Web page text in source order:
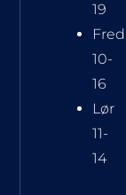
19
Fred
10-
16
Lør
11-
14